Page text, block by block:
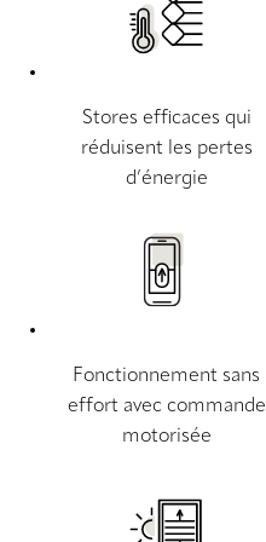
Stores efficaces qui
réduisent les pertes
d’énergie
Fonctionnement sans
effort avec commande
motorisée